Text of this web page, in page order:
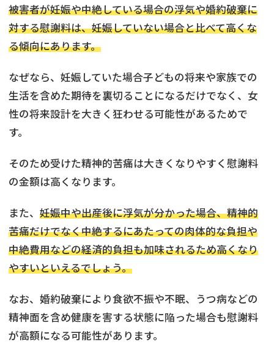
被害者が妊娠や中絶している場合の浮気や婚約破棄に
対する慰謝料は、妊娠していない場合と比べて高くな
る傾向にあります。
なぜなら、妊娠していた場合子どもの将来や家族での
生活を含めた期待を裏切ることになるだけでなく、女
性の将来設計を大きく狂わせる可能性があるためで
す。
そのため受けた精神的苦痛は大きくなりやすく慰謝料
の金額は高くなります。
また、 妊娠中や出産後に浮気が分かった場合、精神的
苦痛だけでなく中絶するにあたっての肉体的な負担や
中絶費用などの経済的負担も加味されるため高くなり
やすいといえるでしょう。
なお、婚約破棄により食欲不振や不眠、うつ病などの
精神面を含め健康を害する状態に陥った場合も慰謝料
が高額になる可能性があります。